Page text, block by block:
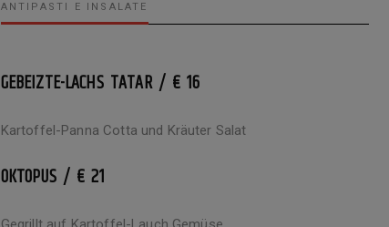
ANTIPASTI E INSALATE
GEBEIZTE-LACHS TATAR / € 16
Kartoffel-Panna Cotta und Kräuter Salat
OKTOPUS / € 21